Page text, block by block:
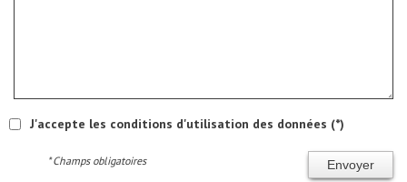
J'accepte les conditions d'utilisation des données (*)
Envoyer
* Champs obligatoires